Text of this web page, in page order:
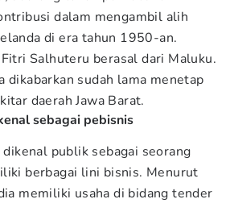
dalam mengambil alih
di era tahun 1950-an.
Salhuteru berasal dari Maluku.
dikabarkan sudah lama menetap
daerah Jawa Barat.
sebagai pebisnis
publik sebagai seorang
berbagai lini bisnis. Menurut
memiliki usaha di bidang tender